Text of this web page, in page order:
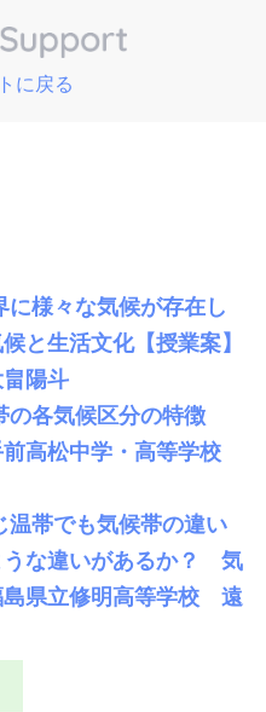
に戻る
様々な気候が存在し
と生活文化【授業案】
陽斗
各気候区分の特徴
高松中学・高等学校
帯でも気候帯の違い
うな違いがあるか？ 気
島県立修明高等学校 遠